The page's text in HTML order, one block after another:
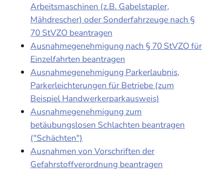
Arbeitsmaschinen (z.B. Gabelstapler,
Mähdrescher) oder Sonderfahrzeuge nach §
70 StVZO beantragen
Ausnahmegenehmigung nach § 70 StVZO für
Einzelfahrten beantragen
Ausnahmegenehmigung Parkerlaubnis,
Parkerleichterungen für Betriebe (zum
Beispiel Handwerkerparkausweis)
Ausnahmegenehmigung zum
betäubungslosen Schlachten beantragen
("Schächten")
Ausnahmen von Vorschriften der
Gefahrstoffverordnung beantragen